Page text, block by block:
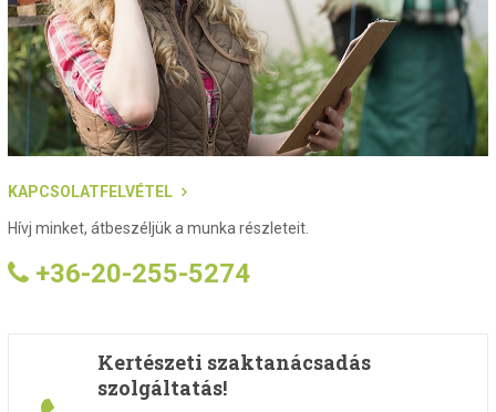
KAPCSOLATFELVÉTEL
Hívj minket, átbeszéljük a munka részleteit.
+36-20-255-5274
Kertészeti szaktanácsadás
szolgáltatás!